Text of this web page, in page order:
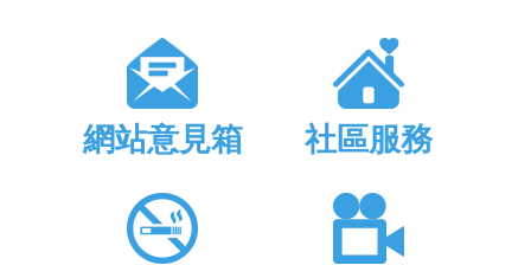
網站意見箱 社區服務